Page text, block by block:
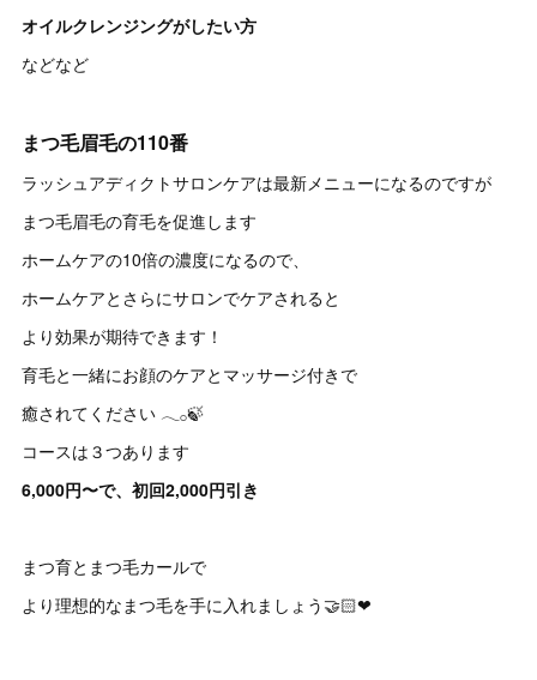
オイルクレンジングがしたい方
などなど
まつ毛眉毛の110番
ラッシュアディクトサロンケアは最新メニューになるのですが
まつ毛眉毛の育毛を促進します
ホームケアの10倍の濃度になるので、
ホームケアとさらにサロンでケアされると
より効果が期待できます！
育毛と一緒にお顔のケアとマッサージ付きで
癒されてください 𓂃𓂂🍃
コースは３つあります
6,000円〜で、初回2,000円引き
まつ育とまつ毛カールで
より理想的なまつ毛を手に入れましょう🤝🏻‪‪❤︎‬